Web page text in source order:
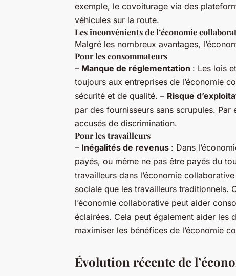
exemple, le covoiturage via des
véhicules sur la route.
Les inconvénients de l’économie
Malgré les nombreux avantages,
Pour les consommateurs
– Manque de réglementation : Les lois
toujours aux entreprises de l’économie
sécurité et de qualité. – Risque
par des fournisseurs sans scrupules.
accusés de discrimination.
Pour les travailleurs
– Inégalités de revenus : Dans
payés, ou même ne pas être payés du
travailleurs dans l’économie
sociale que les travailleurs traditionnels.
l’économie collaborative peut aider
éclairées. Cela peut également aider les
maximiser les bénéfices de l’économie
Évolution récente de